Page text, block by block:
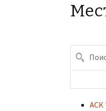
АСК